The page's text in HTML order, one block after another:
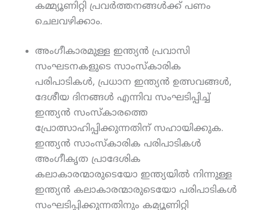
കമ്മ്യൂണിറ്റി പ്രവര്‍ത്തനങ്ങള്‍ക്ക് പണം
ചെലവഴിക്കാം.
അംഗീകാരമുള്ള ഇന്ത്യന്‍ പ്രവാസി
സംഘടനകളുടെ സാംസ്‌കാരിക
പരിപാടികള്‍, പ്രധാന ഇന്ത്യന്‍ ഉത്സവങ്ങള്‍,
ദേശീയ ദിനങ്ങള്‍ എന്നിവ സംഘടിപ്പിച്ച്
ഇന്ത്യന്‍ സംസ്‌കാരത്തെ
പ്രോത്സാഹിപ്പിക്കുന്നതിന് സഹായിക്കുക.
ഇന്ത്യന്‍ സാംസ്‌കാരിക പരിപാടികള്‍
അംഗീകൃത പ്രാദേശിക
കലാകാരന്മാരുടെയോ ഇന്ത്യയില്‍ നിന്നുള്ള
ഇന്ത്യന്‍ കലാകാരന്മാരുടെയോ പരിപാടികള്‍
സംഘടിപ്പിക്കുന്നതിനും കമ്യൂണിറ്റി